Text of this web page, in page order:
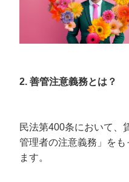
2. 善管注意義務とは？
民法第400条において、
管理者の注意義務」を
ます。